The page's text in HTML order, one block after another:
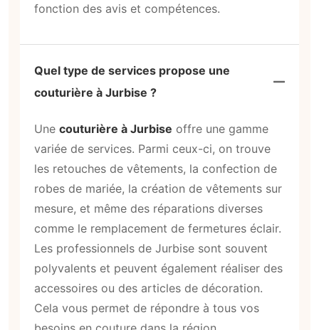
fonction des avis et compétences.
Quel type de services propose une
couturière à Jurbise ?
Une couturière à Jurbise offre une gamme
variée de services. Parmi ceux-ci, on trouve
les retouches de vêtements, la confection de
robes de mariée, la création de vêtements sur
mesure, et même des réparations diverses
comme le remplacement de fermetures éclair.
Les professionnels de Jurbise sont souvent
polyvalents et peuvent également réaliser des
accessoires ou des articles de décoration.
Cela vous permet de répondre à tous vos